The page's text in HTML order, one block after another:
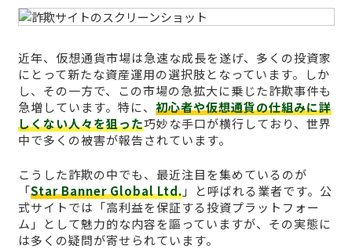
近年、仮想通貨市場は急速な成長を遂げ、多くの投資家
にとって新たな資産運用の選択肢となっています。しか
し、その一方で、この市場の急拡大に乗じた詐欺事件も
急増しています。特に、 初心者や仮想通貨の仕組みに詳
しくない人々を狙った巧妙な手口が横行しており、世界
中で多くの被害が報告されています。
こうした詐欺の中でも、最近注目を集めているのが
「Star Banner Global Ltd.」と呼ばれる業者です。公
式サイトでは「高利益を保証する投資プラットフォー
ム」として魅力的な内容を謳っていますが、その実態に
は多くの疑問が寄せられています。